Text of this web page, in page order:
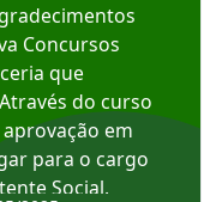
Concursos
que
do curso
em
para o cargo
Social.